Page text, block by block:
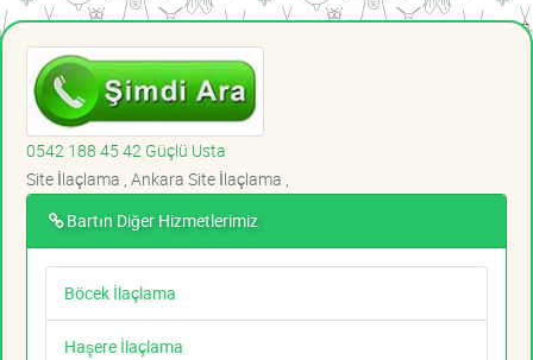
0542 188 45 42 Güçlü Usta
Site İlaçlama , Ankara Site İlaçlama ,
Bartın Diğer Hizmetlerimiz
Böcek İlaçlama
Haşere İlaçlama